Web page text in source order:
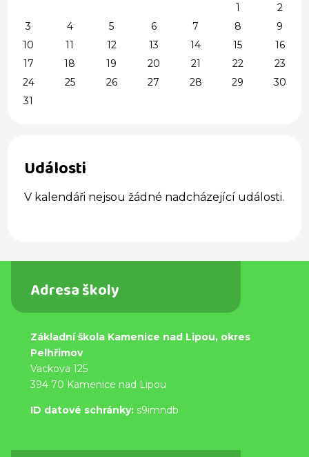
1
2
3
4 5 6 7 8
9
10
11 12 13 14 15
16
17
18 19 20 21 22
23
24
25 26 27 28 29
30
31
Události
V kalendáři nejsou žádné nadcházející události.
Adresa školy
Základní škola Kamenice nad Lipou, okres
Pelhřimov
Vackova 125
394 70 Kamenice nad Lipou
ID datové schránky: s9imndb